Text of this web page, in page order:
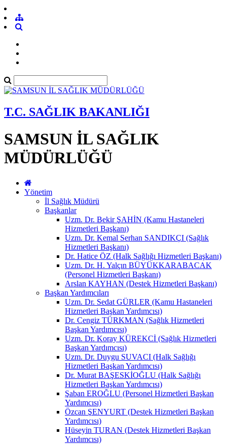
T.C. SAĞLIK BAKANLIĞI
SAMSUN İL SAĞLIK
MÜDÜRLÜĞÜ
Yönetim
İl Sağlık Müdürü
Başkanlar
Uzm. Dr. Bekir ŞAHİN (Kamu Hastaneleri
Hizmetleri Başkanı)
Uzm. Dr. Kemal Serhan SANDIKÇI (Sağlık
Hizmetleri Başkanı)
Dr. Hatice ÖZ (Halk Sağlığı Hizmetleri Başkanı)
Uzm. Dr. H. Yalçın BÜYÜKKARABACAK
(Personel Hizmetleri Başkanı)
Arslan KAYHAN (Destek Hizmetleri Başkanı)
Başkan Yardımcıları
Uzm. Dr. Sedat GÜRLER (Kamu Hastaneleri
Hizmetleri Başkan Yardımcısı)
Dr. Cengiz TÜRKMAN (Sağlık Hizmetleri
Başkan Yardımcısı)
Uzm. Dr. Koray KÜREKCİ (Sağlık Hizmetleri
Başkan Yardımcısı)
Uzm. Dr. Duygu SUVACI (Halk Sağlığı
Hizmetleri Başkan Yardımcısı)
Dr. Murat BAŞESKİOĞLU (Halk Sağlığı
Hizmetleri Başkan Yardımcısı)
Şaban EROĞLU (Personel Hizmetleri Başkan
Yardımcısı)
Özcan ŞENYURT (Destek Hizmetleri Başkan
Yardımcısı)
Hüseyin TURAN (Destek Hizmetleri Başkan
Yardımcısı)